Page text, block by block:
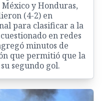
y Honduras,
(4-2) en
para clasificar a la
en redes
minutos de
que permitió que la
segundo gol.